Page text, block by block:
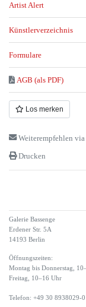
Artist Alert
Künstlerverzeichnis
Formulare
AGB (als PDF)
Los merken
Weiterempfehlen
Drucken
Galerie Bassenge
Erdener Str. 5A
14193 Berlin
Öffnungszeiten:
Montag bis Donnerstag,
Freitag, 10–16 Uhr
Telefon: +49 30 8938029-0